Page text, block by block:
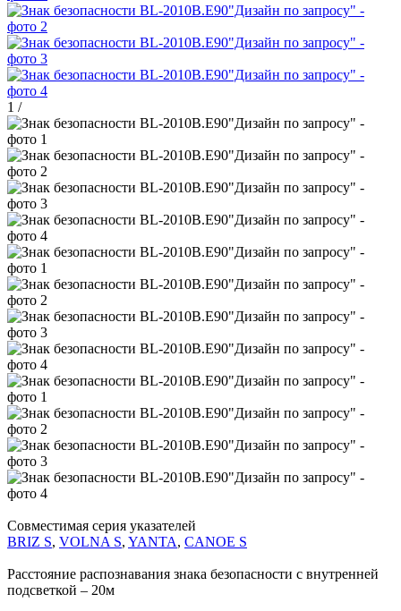
1 /
Совместимая серия указателей
BRIZ S, VOLNA S, YANTA, CANOE S
Расстояние распознавания знака безопасности с внутренней
подсветкой – 20м